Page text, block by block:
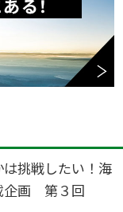
挑戦したい！海
企画 第３回